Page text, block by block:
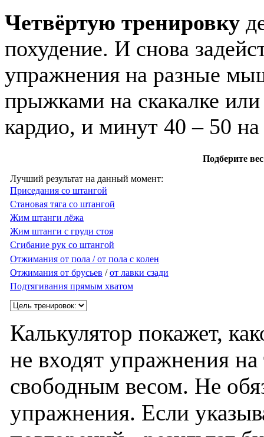
Четвёртую тренировку
похудение. И снова
упражнения на разные
прыжками на скакалке
кардио, и минут 40 – 50
Подберите
Лучший результат на данный момент:
Приседания со штангой
Становая тяга со штангой
Жим штанги лёжа
Жим штанги с груди стоя
Сгибание рук со штангой
Отжимания от пола / от пола с колен
Отжимания от брусьев /от лавки сзади
Подтягивания прямым хватом
Калькулятор покажет,
не входят упражнения на
свободным весом. Не
упражнения. Если